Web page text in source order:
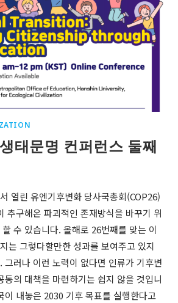
태문명 컨퍼런스 둘째
열린 유엔기후변화 당사국총회(COP26)
추구해온 파괴적인 존재방식을 바꾸기 위
수 있습니다. 올해로 26번째를 맞는 이
는 그렇다할만한 성과를 보여주고 있지
그러나 이런 노력이 없다면 인류가 기후변
동의 대책을 마련하기는 쉽지 않을 것입니
이 내놓은 2030 기후 목표를 실행한다고